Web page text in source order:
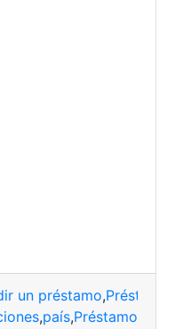
un préstamo,Préstamo
,país,Préstamo